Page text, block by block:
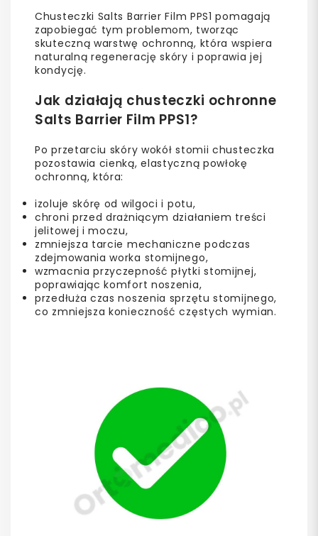
Chusteczki Salts Barrier Film PPS1 pomagają
zapobiegać tym problemom, tworząc
skuteczną warstwę ochronną, która wspiera
naturalną regenerację skóry i poprawia jej
kondycję.
Jak działają chusteczki ochronne
Salts Barrier Film PPS1?
Po przetarciu skóry wokół stomii chusteczka
pozostawia cienką, elastyczną powłokę
ochronną, która:
izoluje skórę od wilgoci i potu,
chroni przed drażniącym działaniem treści
jelitowej i moczu,
zmniejsza tarcie mechaniczne podczas
zdejmowania worka stomijnego,
wzmacnia przyczepność płytki stomijnej,
poprawiając komfort noszenia,
przedłuża czas noszenia sprzętu stomijnego,
co zmniejsza konieczność częstych wymian.